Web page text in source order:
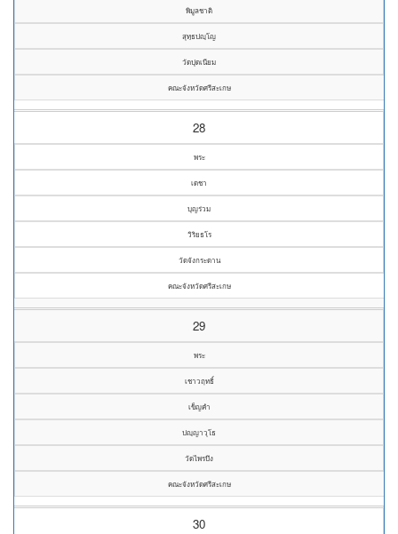
พิมูลชาติ
สุทฺธปญฺโญ
วัดปุดเนียม
คณะจังหวัดศรีสะเกษ
28
พระ
เดชา
บุญร่วม
วิริยธโร
วัดจังกระดาน
คณะจังหวัดศรีสะเกษ
29
พระ
เชาวฤทธิ์
เข็ญคำ
ปญฺญาวุโธ
วัดไพรบึง
คณะจังหวัดศรีสะเกษ
30